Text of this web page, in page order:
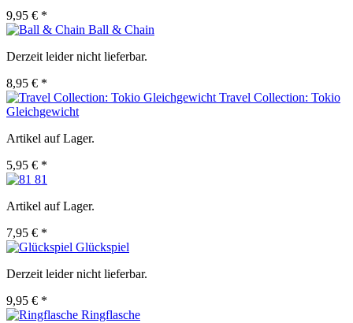
9,95 € *
Ball & Chain
Derzeit leider nicht lieferbar.
8,95 € *
Travel Collection: Tokio
Gleichgewicht
Artikel auf Lager.
5,95 € *
81
Artikel auf Lager.
7,95 € *
Glückspiel
Derzeit leider nicht lieferbar.
9,95 € *
Ringflasche